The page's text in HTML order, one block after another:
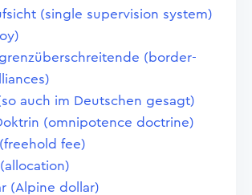
(single supervision system)
(border-
auch im Deutschen gesagt)
(omnipotence doctrine)
fee)
(Alpine dollar)